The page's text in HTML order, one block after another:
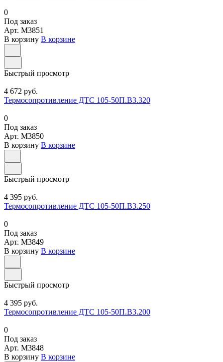
0
Под заказ
Арт. M3851
В корзину В корзине
Быстрый просмотр
4 672 руб.
Термосопротивление ДТС 105-50П.В3.320
0
Под заказ
Арт. M3850
В корзину В корзине
Быстрый просмотр
4 395 руб.
Термосопротивление ДТС 105-50П.В3.250
0
Под заказ
Арт. M3849
В корзину В корзине
Быстрый просмотр
4 395 руб.
Термосопротивление ДТС 105-50П.В3.200
0
Под заказ
Арт. M3848
В корзину В корзине